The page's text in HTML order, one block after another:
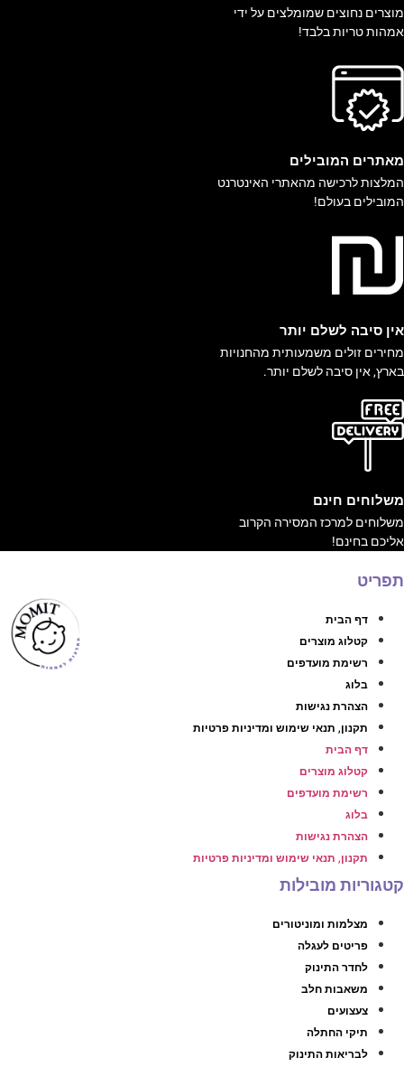
מוצרים נחוצים שמומלצים על ידי
אמהות טריות בלבד!
מאתרים המובילים
המלצות לרכישה מהאתרי האינטרנט
המובילים בעולם!
אין סיבה לשלם יותר
מחירים זולים משמעותית מהחנויות
בארץ, אין סיבה לשלם יותר.
משלוחים חינם
משלוחים למרכז המסירה הקרוב
אליכם בחינם!
תפריט
דף הבית
קטלוג מוצרים
רשימת מועדפים
בלוג
הצהרת נגישות
תקנון, תנאי שימוש ומדיניות פרטיות
דף הבית
קטלוג מוצרים
רשימת מועדפים
בלוג
הצהרת נגישות
תקנון, תנאי שימוש ומדיניות פרטיות
קטגוריות מובילות
מצלמות ומוניטורים
פריטים לעגלה
לחדר התינוק
משאבות חלב
צעצועים
תיקי החתלה
לבריאות התינוק